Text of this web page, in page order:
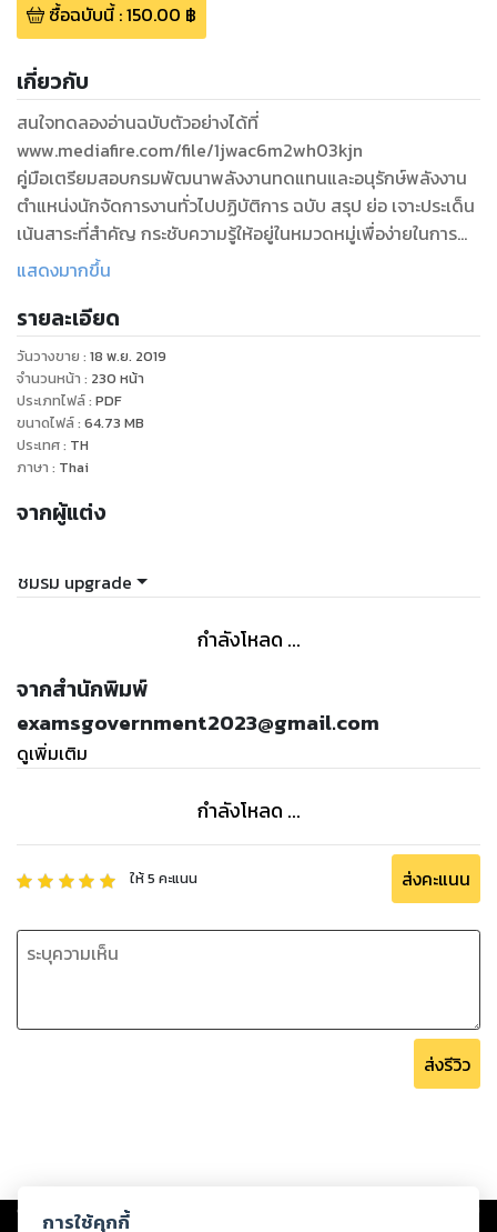
ซื้อฉบับนี้:150.00 ฿
เกี่ยวกับ
สนใจทดลองอ่านฉบับตัวอย่างได้ที่
www.mediafire.com/file/1jwac6m2wh03kjn
คู่มือเตรียมสอบกรมพัฒนาพลังงานทดแทนและอนุรักษ์พลังงาน
ตำแหน่งนักจัดการงานทั่วไปปฏิบัติการ ฉบับ สรุป ย่อ เจาะประเด็น
เน้นสาระที่สำคัญ กระชับความรู้ให้อยู่ในหมวดหมู่เพื่อง่ายในการจำ
แนวทางที่จะช่วยให้ผู้อ่านได้ความคิด ที่รวบรัดใจความสำคัญของ
แสดงมากขึ้น
รายละเอียด
วันวางขาย : 18 พ.ย. 2019
จำนวนหน้า : 230 หน้า
ประเภทไฟล์: PDF
ขนาดไฟล์: 64.73 MB
ประเทศ: TH
ภาษา : Thai
จากผู้แต่ง
ชมรม upgrade
กำลังโหลด ...
จากสำนักพิมพ์
examsgovernment2023@gmail.com
ดูเพิ่มเติม
กำลังโหลด ...
ให้5 คะแนน ส่งคะแนน
ส่งรีวิว
Copyright © 2026
การใช้คุกกี้